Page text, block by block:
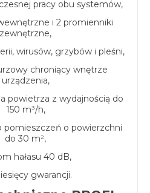
pracy obu systemów,
i 2 promienniki
zewnętrzne,
wirusów, grzybów i pleśni,
chroniący wnętrze
urządzenia,
powietrza z wydajnością do
150 m³/h,
pomieszczeń o powierzchni
do 30 m²,
hałasu 40 dB,
gwarancji.